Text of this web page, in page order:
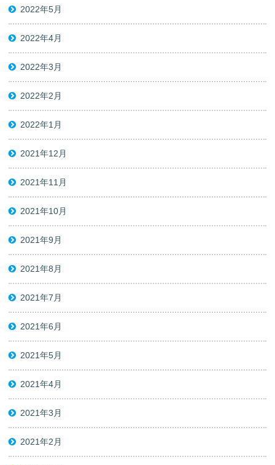
2022年5月
2022年4月
2022年3月
2022年2月
2022年1月
2021年12月
2021年11月
2021年10月
2021年9月
2021年8月
2021年7月
2021年6月
2021年5月
2021年4月
2021年3月
2021年2月